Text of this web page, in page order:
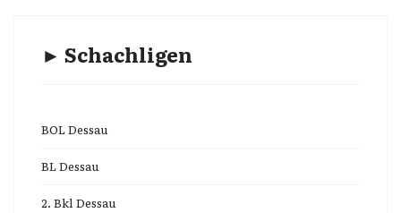
► Schachligen
BOL Dessau
BL Dessau
2. Bkl Dessau